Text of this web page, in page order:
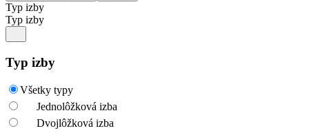
Typ izby
Typ izby
Typ izby
Všetky typy
Jednolôžková izba
Dvojlôžková izba